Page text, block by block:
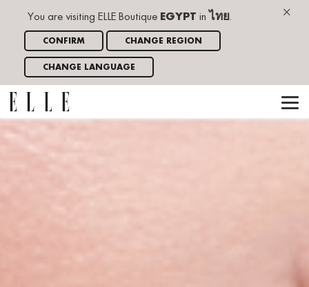
×
You are visiting ELLE Boutique EGYPT in ไทย.
CONFIRM CHANGE REGION
CHANGE LANGUAGE